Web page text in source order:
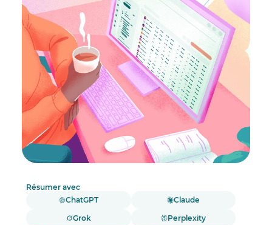
Résumer avec
ChatGPT
Claude
Grok
Perplexity